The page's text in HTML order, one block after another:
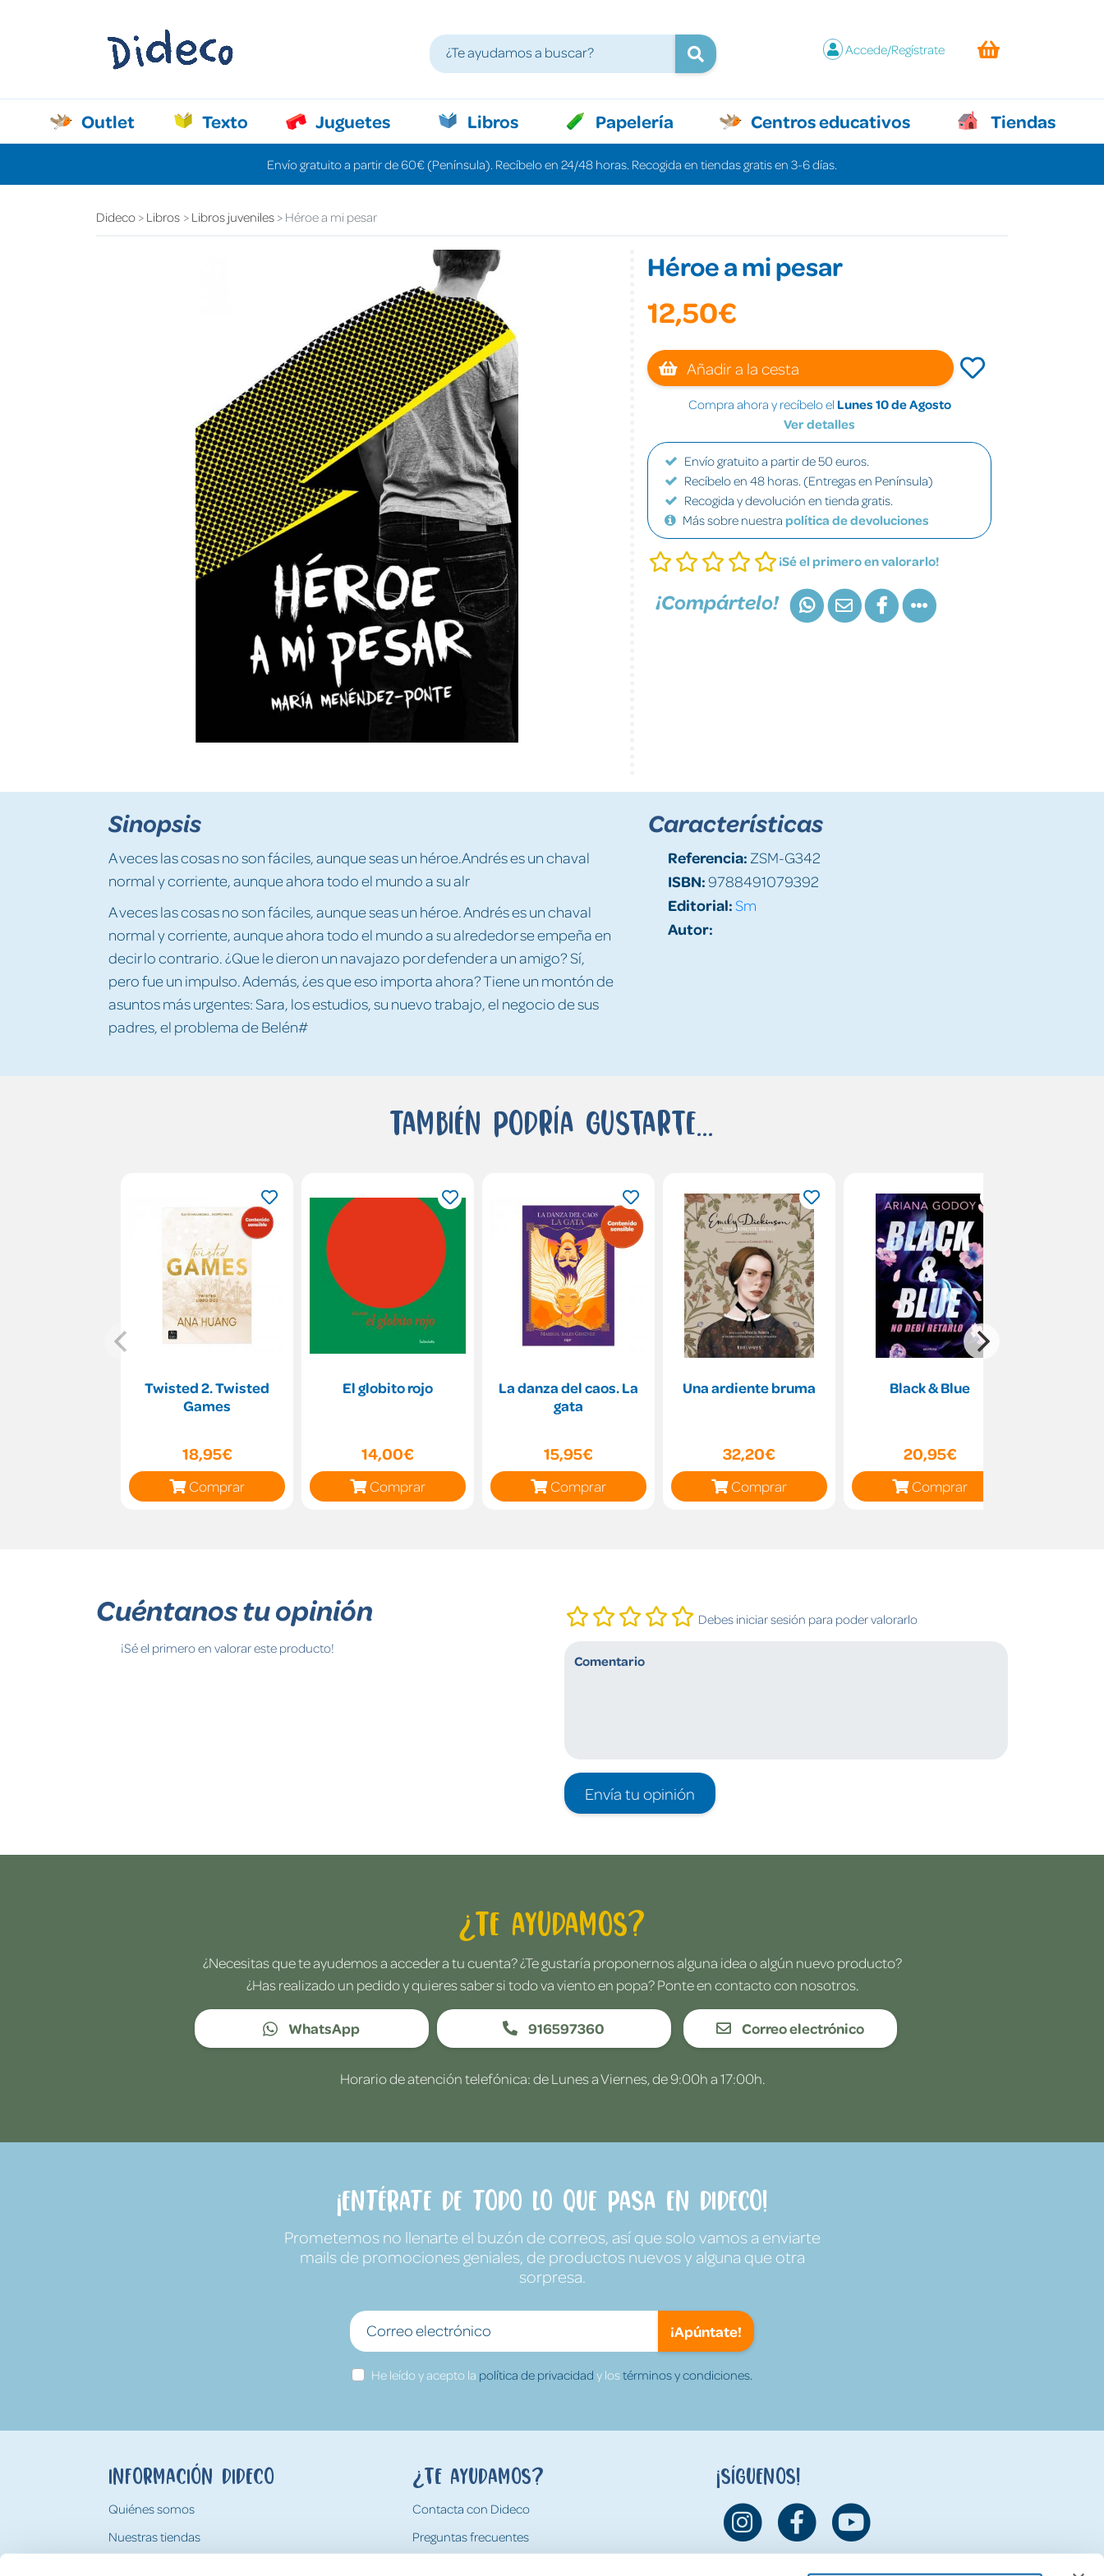
Accede/Regístrate
Outlet Texto Juguetes Libros Papelería Centros educativos Tiendas
Envío gratuito a partir de 60€ (Península). Recíbelo en 24/48 horas. Recogida en tiendas gratis en 3-6 días.
Dideco Libros Libros juveniles Héroe a mi pesar
Héroe a mi pesar
12,50€
Añadir a la cesta
Compra ahora y recíbelo el Lunes 10 de Agosto
Ver detalles
Envío gratuito a partir de 50 euros.
Recíbelo en 48 horas. (Entregas en Península)
Recogida y devolución en tienda gratis.
Más sobre nuestra política de devoluciones
¡Sé el primero en valorarlo!
¡Compártelo!
Sinopsis
A veces las cosas no son fáciles, aunque seas un héroe.Andrés es un chaval
normal y corriente, aunque ahora todo el mundo a su alr
A veces las cosas no son fáciles, aunque seas un héroe. Andrés es un chaval
normal y corriente, aunque ahora todo el mundo a su alrededor se empeña en
decir lo contrario. ¿Que le dieron un navajazo por defender a un amigo? Sí,
pero fue un impulso. Además, ¿es que eso importa ahora? Tiene un montón de
asuntos más urgentes: Sara, los estudios, su nuevo trabajo, el negocio de sus
padres, el problema de Belén#
Características
Referencia: ZSM-G342
ISBN:9788491079392
Editorial:Sm
Autor:
También podría gustarte...
Twisted 2. Twisted
Games
18,95€
Comprar
El globito rojo
14,00€
Comprar
La danza del caos. La
gata
15,95€
Comprar
Una ardiente bruma
32,20€
Comprar
Black & Blue
20,95€
Comprar
Cuéntanos tu opinión
¡Sé el primero en valorar este producto!
Debes iniciar sesión para poder valorarlo
Envía tu opinión
¿Te ayudamos?
¿Necesitas que te ayudemos a acceder a tu cuenta? ¿Te gustaría proponernos alguna idea o algún nuevo producto?
¿Has realizado un pedido y quieres saber si todo va viento en popa? Ponte en contacto con nosotros.
WhatsApp 916597360 Correo electrónico
Horario de atención telefónica: de Lunes a Viernes, de 9:00h a 17:00h.
¡Entérate de todo lo que pasa en Dideco!
Prometemos no llenarte el buzón de correos, así que solo vamos a enviarte
mails de promociones geniales, de productos nuevos y alguna que otra
sorpresa.
¡Apúntate!
He leído y acepto la política de privacidad y lostérminos y condiciones.
Información Dideco
Quiénes somos
Nuestras tiendas
¿Te ayudamos?
Contacta con Dideco
Preguntas frecuentes
¡Síguenos!